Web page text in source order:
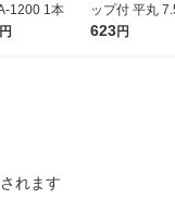
1200 1本
円
ップ付 平丸
541 1個
623円
れます